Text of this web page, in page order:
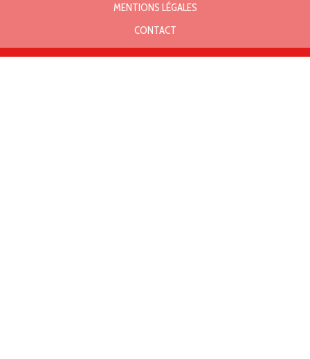
MENTIONS LÉGALES
CONTACT